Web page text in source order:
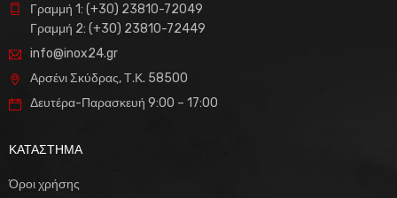
Γραμμή 1: (+30) 23810-72049
Γραμμή 2: (+30) 23810-72449
info@inox24.gr
Αρσένι Σκύδρας, Τ.Κ. 58500
Δευτέρα-Παρασκευή 9:00 – 17:00
ΚΑΤΑΣΤΗΜΑ
Όροι χρήσης